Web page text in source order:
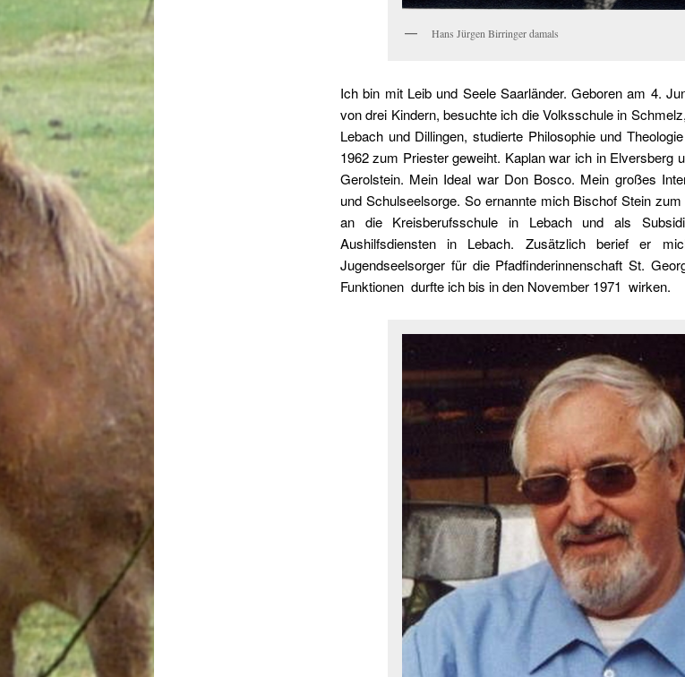
Hans Jürgen Birringer damals
Ich bin mit Leib und Seele Saarländer. Geboren am 4.
von drei Kindern, besuchte ich die Volksschule in
Lebach und Dillingen, studierte Philosophie und
1962 zum Priester geweiht. Kaplan war ich in Elversberg
Gerolstein. Mein Ideal war Don Bosco. Mein großes
und Schulseelsorge. So ernannte mich Bischof Stein
an die Kreisberufsschule in Lebach und als
Aushilfsdiensten in Lebach. Zusätzlich berief er
Jugendseelsorger für die Pfadfinderinnenschaft St.
Funktionen durfte ich bis in den November 1971 wirken.